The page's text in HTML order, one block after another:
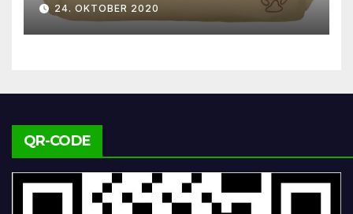
24. OKTOBER 2020
QR-CODE